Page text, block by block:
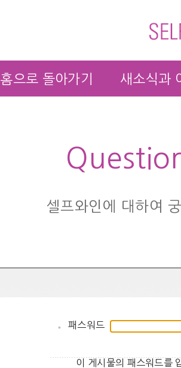
홈으로 돌아가기 새소식과
셀프와인에 대하여
패스워드
이 게시물의 패스워드를